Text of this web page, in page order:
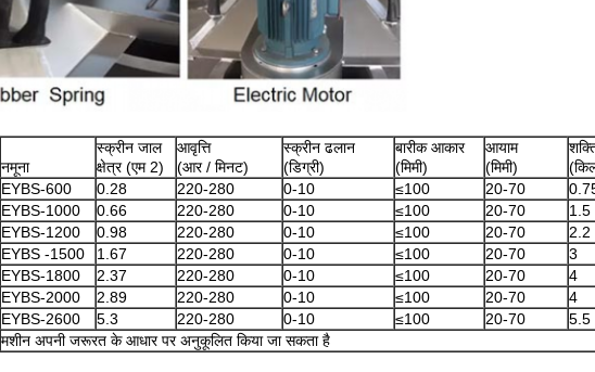
नमूना
स्क्रीन जाल
क्षेत्र (एम 2)
आवृत्ति
(आर / मिनट)
स्क्रीन ढलान
(डिग्री)
बारीक आकार
(मिमी)
आयाम
(मिमी)
EYBS-600
0.28 220-280 0-10 ≤100 20-70
EYBS-1000
0.66 220-280 0-10 ≤100 20-70
1.5
EYBS-1200
0.98 220-280 0-10 ≤100 20-70
2.2
EYBS -1500
1.67 220-280 0-10 ≤100 20-70
3
EYBS-1800
2.37 220-280 0-10 ≤100 20-70
4
EYBS-2000
2.89 220-280 0-10 ≤100 20-70
4
EYBS-2600
5.3 220-280 0-10 ≤100 20-70
5.5
मशीन अपनी जरूरत के आधार पर अनुकूलित किया जा सकता है